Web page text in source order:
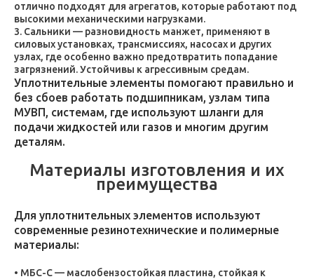
отлично подходят для агрегатов, которые работают под
высокими механическими нагрузками.
Сальники — разновидность манжет, применяют в
силовых установках, трансмиссиях, насосах и других
узлах, где особенно важно предотвратить попадание
загрязнений. Устойчивы к агрессивным средам.
Уплотнительные элементы помогают правильно и
без сбоев работать подшипникам, узлам типа
МУВП, системам, где используют шланги для
подачи жидкостей или газов и многим другим
деталям.
Материалы изготовления и их
преимущества
Для уплотнительных элементов используют
современные резинотехнические и полимерные
материалы:
МБС-С — маслобензостойкая пластина, стойкая к